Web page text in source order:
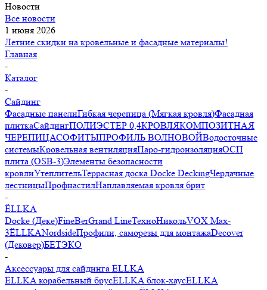
Новости
Все новости
1 июня 2026
Летние скидки на кровельные и фасадные материалы!
Главная
-
Каталог
-
Сайдинг
Фасадные панелиГибкая черепица (Мягкая кровля)Фасадная
плиткаСайдингПОЛИЭСТЕР 0,4КРОВЛЯКОМПОЗИТНАЯ
ЧЕРЕПИЦАСОФИТЫПРОФИЛЬ ВОЛНОВОЙВодосточные
системыКровельная вентиляцияПаро-гидроизоляцияОСП
плита (OSB-3)Элементы безопасности
кровлиУтеплительТеррасная доска Docke DeckingЧердачные
лестницыПрофнастилНаплавляемая кровля брит
-
ЁLLKA
Docke (Деке)FineBerGrand LineТехноНикольVOX Max-
3ЁLLKANordsideПрофили, саморезы для монтажаDecover
(Дековер)БЕТЭКО
-
Аксессуары для сайдинга ЁLLKA
ЁLLKA корабельный брусЁLLKA блок-хаусЁLLKA